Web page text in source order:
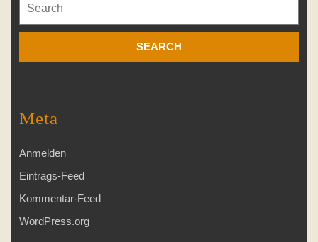
for:
Meta
Anmelden
Eintrags-Feed
Kommentar-Feed
WordPress.org